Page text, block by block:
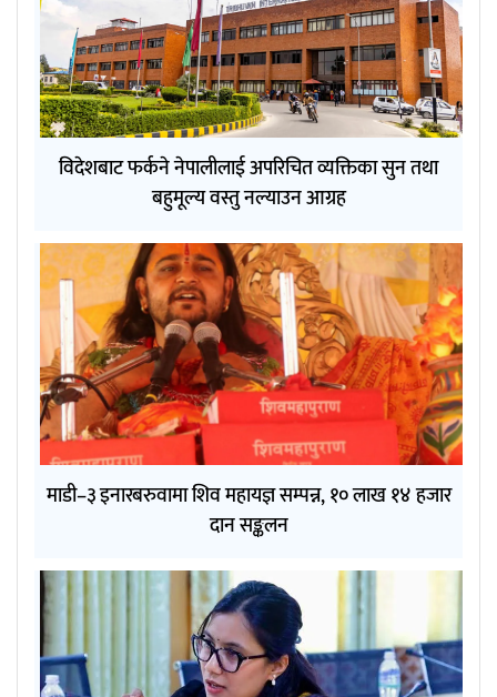
विदेशबाट फर्कने नेपालीलाई अपरिचित व्यक्तिका सुन तथा
बहुमूल्य वस्तु नल्याउन आग्रह
माडी–३ इनारबरुवामा शिव महायज्ञ सम्पन्न, १० लाख १४ हजार
दान सङ्कलन